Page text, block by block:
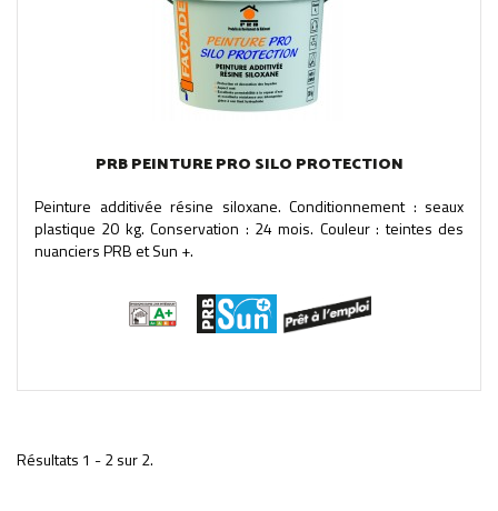
PRB PEINTURE PRO SILO PROTECTION
Peinture additivée résine siloxane. Conditionnement : seaux
plastique 20 kg. Conservation : 24 mois. Couleur : teintes des
nuanciers PRB et Sun +.
Résultats 1 - 2 sur 2.